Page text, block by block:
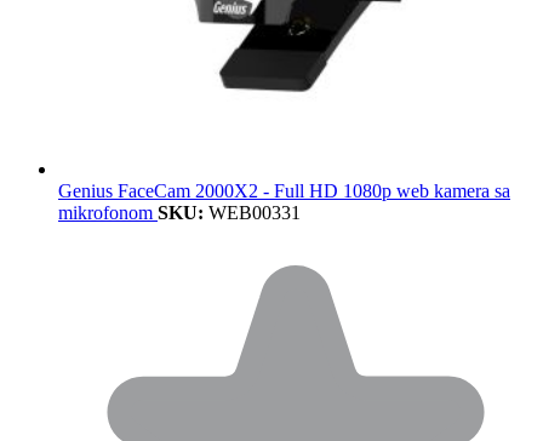
Genius FaceCam 2000X2 - Full HD 1080p web kamera sa
mikrofonom SKU: WEB00331